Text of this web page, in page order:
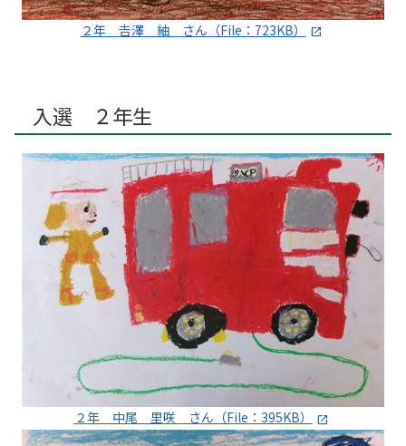
２年 𠮷澤 紬 さん（File：723KB）
入選 ２年生
２年 中尾 里咲 さん（File：395KB）